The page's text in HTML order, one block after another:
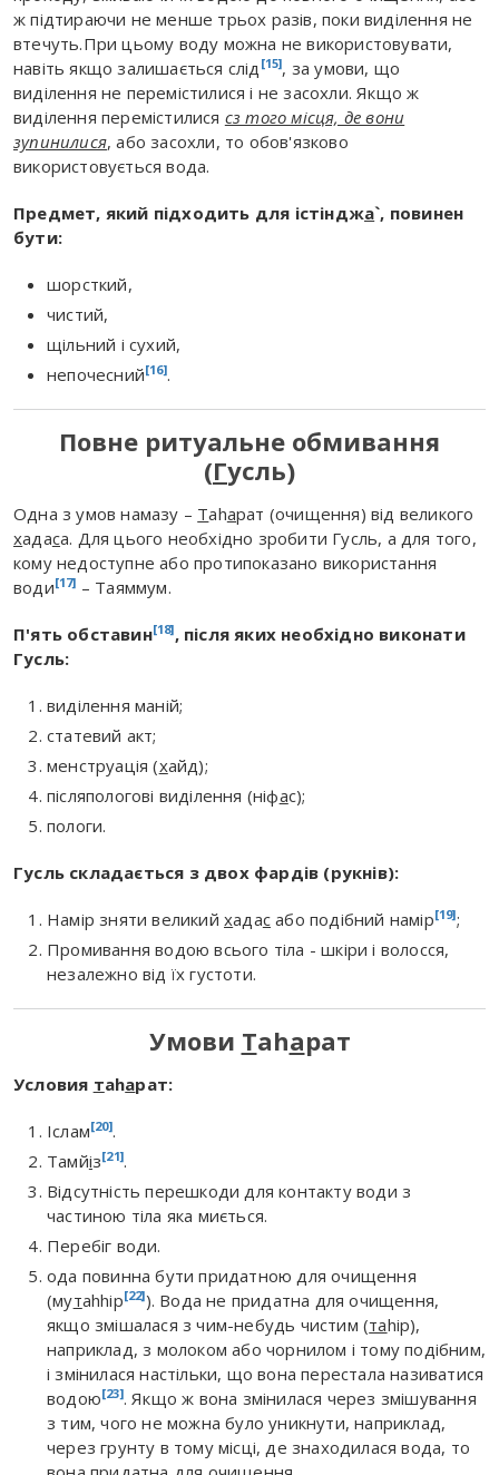
ж підтираючи не менше трьох разів, поки виділення не
втечуть.При цьому воду можна не використовувати,
навіть якщо залишається слід [15], за умови, що
виділення не перемістилися і не засохли. Якщо ж
виділення перемістилися сз того місця, де вони
зупинилися, або засохли, то обов'язково
використовується вода.
Предмет, який підходить для істінджа`, повинен
бути:
шорсткий,
чистий,
щільний і сухий,
непочесний[16].
Повне ритуальне обмивання
(Гусль)
Одна з умов намазу – Таhарат (очищення) від великого
хадаса. Для цього необхідно зробити Гусль, а для того,
кому недоступне або протипоказано використання
води[17] – Таяммум.
П'ять обставин[18], після яких необхідно виконати
Гусль:
виділення маній;
статевий акт;
менструація (хайд);
післяпологові виділення (ніфас);
пологи.
Гусль складається з двох фардів (рукнів):
Намір зняти великий хадас або подібний намір[19];
Промивання водою всього тіла - шкіри і волосся,
незалежно від їх густоти.
Умови Таhарат
Условия таhарат:
Іслам[20].
Тамйіз[21].
Відсутність перешкоди для контакту води з
частиною тіла яка миється.
Перебіг води.
ода повинна бути придатною для очищення
(мутаhhір[22]). Вода не придатна для очищення,
якщо змішалася з чим-небудь чистим (таhір),
наприклад, з молоком або чорнилом і тому подібним,
і змінилася настільки, що вона перестала називатися
водою[23]. Якщо ж вона змінилася через змішування
з тим, чого не можна було уникнути, наприклад,
через грунту в тому місці, де знаходилася вода, то